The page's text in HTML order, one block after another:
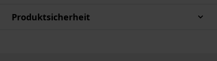
Produktsicherheit